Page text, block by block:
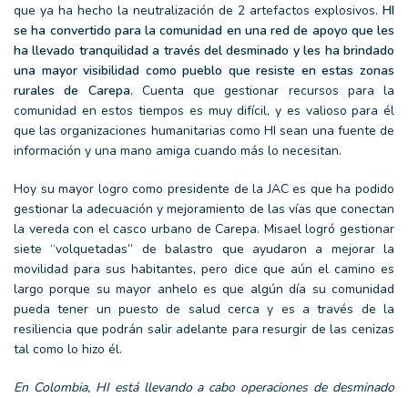
que ya ha hecho la neutralización de 2 artefactos explosivos. HI
se ha convertido para la comunidad en una red de apoyo que les
ha llevado tranquilidad a través del desminado y les ha brindado
una mayor visibilidad como pueblo que resiste en estas zonas
rurales de Carepa. Cuenta que gestionar recursos para la
comunidad en estos tiempos es muy difícil, y es valioso para él
que las organizaciones humanitarias como HI sean una fuente de
información y una mano amiga cuando más lo necesitan.
Hoy su mayor logro como presidente de la JAC es que ha podido
gestionar la adecuación y mejoramiento de las vías que conectan
la vereda con el casco urbano de Carepa. Misael logró gestionar
siete “volquetadas” de balastro que ayudaron a mejorar la
movilidad para sus habitantes, pero dice que aún el camino es
largo porque su mayor anhelo es que algún día su comunidad
pueda tener un puesto de salud cerca y es a través de la
resiliencia que podrán salir adelante para resurgir de las cenizas
tal como lo hizo él.
En Colombia, HI está llevando a cabo operaciones de desminado